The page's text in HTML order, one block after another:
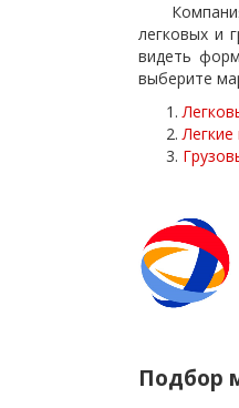
легковых и
видеть
выберите
Подбор